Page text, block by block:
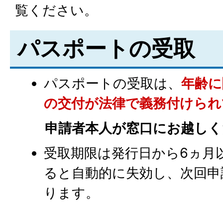
覧ください。
パスポートの受取
パスポートの受取は、年齢
の交付が法律で義務付けら
申請者本人が窓口にお越し
受取期限は発行日から6ヵ月
ると自動的に失効し、次回
ります。